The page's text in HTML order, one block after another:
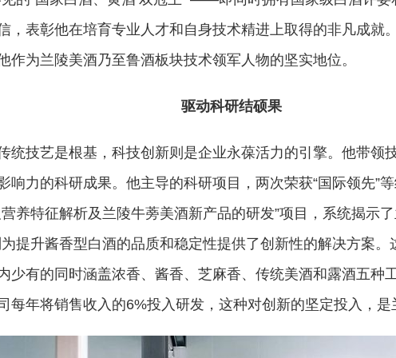
，表彰他在培育专业人才和自身技术精进上取得的非凡成就
为兰陵美酒乃至鲁酒板块技术领军人物的坚实地位。
驱动科研结硕果
统技艺是根基，科技创新则是企业永葆活力的引擎。他带领
响力的科研成果。他主导的科研项目，两次荣获“国际领先”
养特征解析及兰陵牛蒡美酒新产品的研发”项目，系统揭示
提升酱香型白酒的品质和稳定性提供了创新性的解决方案
少有的同时涵盖浓香、酱香、芝麻香、传统美酒和露酒五种
每年将销售收入的6%投入研发，这种对创新的坚定投入，